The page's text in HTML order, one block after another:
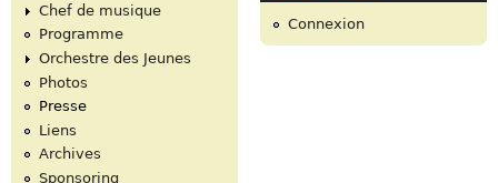
Chef de musique
Programme
Orchestre des Jeunes
Photos
Presse
Liens
Archives
Sponsoring
Connexion